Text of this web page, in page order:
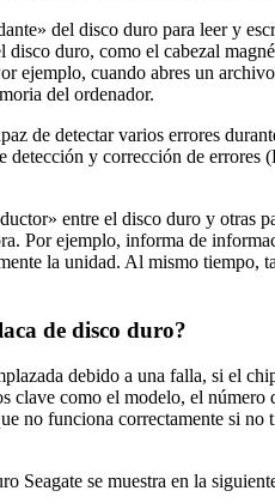
del disco duro para leer y
duro, como el cabezal
ejemplo, cuando abres un
del ordenador.
de detectar varios errores
detección y corrección de
entre el disco duro y otras
Por ejemplo, informa de
la unidad. Al mismo
de disco duro?
debido a una falla, si el
como el modelo, el
no funciona correctamente si
Seagate se muestra en la